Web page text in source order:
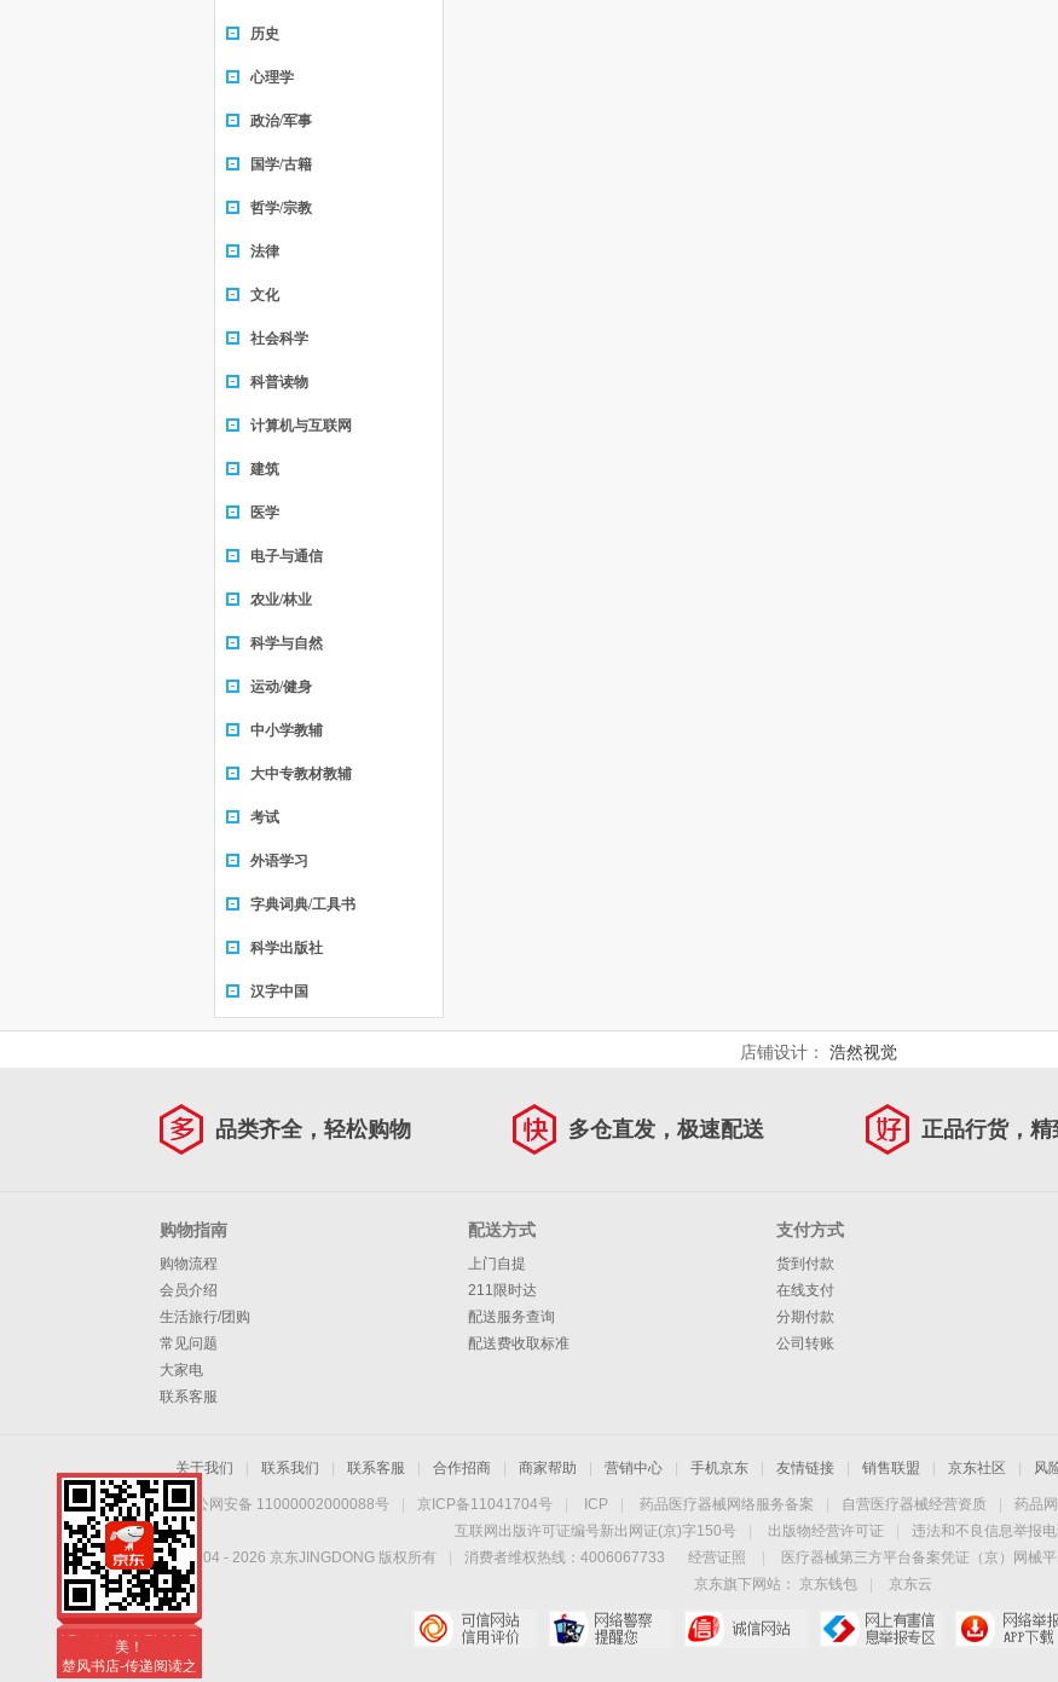
历史
心理学
政治/军事
国学/古籍
哲学/宗教
法律
文化
社会科学
科普读物
计算机与互联网
建筑
医学
电子与通信
农业/林业
科学与自然
运动/健身
中小学教辅
大中专教材教辅
考试
外语学习
字典词典/工具书
科学出版社
汉字中国
店铺设计： 浩然视觉
品类齐全，轻松购物 多仓直发，极速配送 正品行货，精
购物指南
购物流程
会员介绍
生活旅行/团购
常见问题
大家电
联系客服
配送方式
上门自提
211限时达
配送服务查询
配送费收取标准
支付方式
货到付款
在线支付
分期付款
公司转账
关于我们 联系我们 联系客服 合作招商 商家帮助 营销中心 手机京东 友情链接 销售联盟 京东社区 风
京公网安备 11000002000088号 京ICP备11041704号 ICP 药品医疗器械网络服务备案 自营医疗器械经营资质 药品
互联网出版许可证编号新出网证(京)字150号
出版物经营许可证
违法和不良信息举报
Copyright © 2004 - 2026 京东JINGDONG 版权所有 消费者维权热线：4006067733 经营证照 医疗器械第三方平台备案凭证（京）网械
京东旗下网站：
京东钱包
京东云
楚风书店-传递阅读之
美！
楚风书店-传递阅读之
美！